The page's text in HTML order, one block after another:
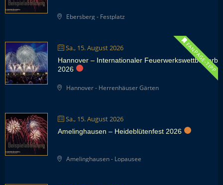
Ebersberg - Festplatz
Sa., 15. August 2026 FANPAGE-TIPP
Hannover – Internationaler Feuerwerkswettbewerb
2026
Hannover - Herrenhäuser Gärten
Sa., 15. August 2026
Amelinghausen – Heideblütenfest 2026
Amelinghausen - Lopausee